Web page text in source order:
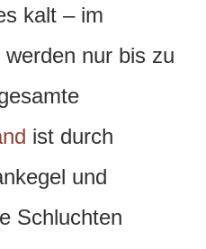
kalt – im
nur bis zu
ist durch
und
Schluchten